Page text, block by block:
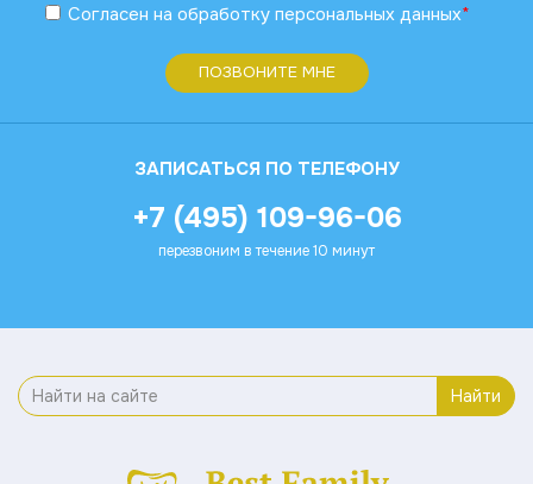
Согласен на обработку персональных данных*
ПОЗВОНИТЕ МНЕ
ЗАПИСАТЬСЯ ПО ТЕЛЕФОНУ
+7 (495) 109-96-06
перезвоним в течение 10 минут
Найти